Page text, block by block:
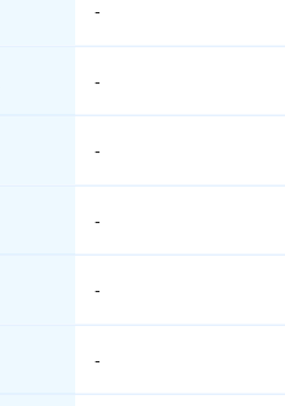
-
-
-
-
-
-